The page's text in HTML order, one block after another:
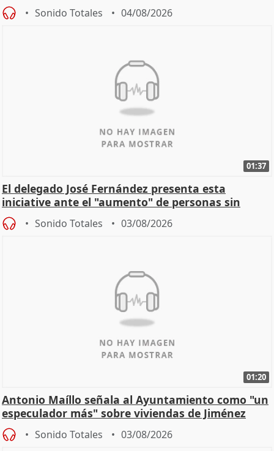
Sonido Totales 04/08/2026
01:37
El delegado José Fernández presenta esta
iniciative ante el "aumento" de personas sin
hogar en Madri
Sonido Totales 03/08/2026
01:20
Antonio Maíllo señala al Ayuntamiento como "un
especulador más" sobre viviendas de Jiménez
Becerril
Sonido Totales 03/08/2026